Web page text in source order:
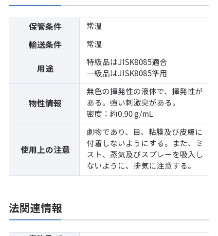
保管条件 常温
輸送条件 常温
用途
特級品はJISK8085適合
一級品はJISK8085準用
物性情報
無色の揮発性の液体で、揮発性が
ある。強い刺激臭がある。
密度：約0.90 g/mL
使用上の注意
劇物であり、目、粘膜及び皮膚に
付着しないようにする。また、ミ
スト、蒸気及びスプレーを吸入し
ないように、排気に注意する。
法関連情報